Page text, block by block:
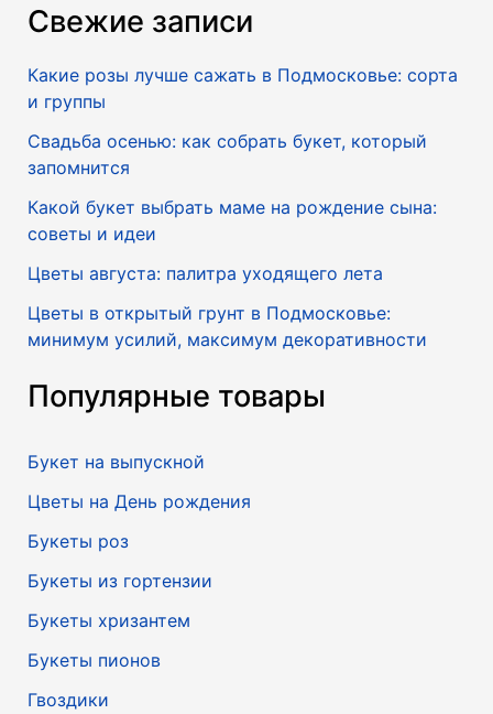
Свежие записи
Какие розы лучше сажать в Подмосковье: сорта
и группы
Свадьба осенью: как собрать букет, который
запомнится
Какой букет выбрать маме на рождение сына:
советы и идеи
Цветы августа: палитра уходящего лета
Цветы в открытый грунт в Подмосковье:
минимум усилий, максимум декоративности
Популярные товары
Букет на выпускной
Цветы на День рождения
Букеты роз
Букеты из гортензии
Букеты хризантем
Букеты пионов
Гвоздики